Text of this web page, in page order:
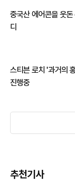
중국산 에어콘을 웃돈
디
스티븐 로치 '과거의
진행중
추천기사